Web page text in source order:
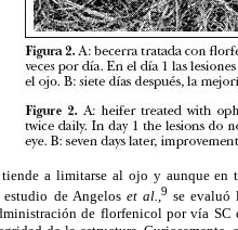
a limitarse al ojo y aunque
de Angelos et al.,9 se evaluó
de florfenicol por vía